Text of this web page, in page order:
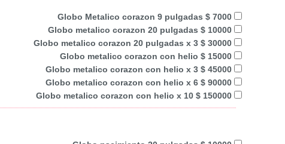
Globo Metalico corazon 9 pulgadas $ 7000
Globo metalico corazon 20 pulgadas $ 10000
Globo metalico corazon 20 pulgadas x 3 $ 30000
Globo metalico corazon con helio $ 15000
Globo metalico corazon con helio x 3 $ 45000
Globo metalico corazon con helio x 6 $ 90000
Globo metalico corazon con helio x 10 $ 150000